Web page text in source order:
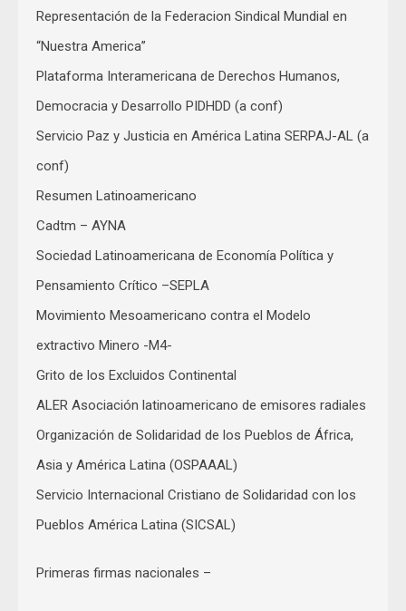
Representación de la Federacion Sindical Mundial en
“Nuestra America”
Plataforma Interamericana de Derechos Humanos,
Democracia y Desarrollo PIDHDD (a conf)
Servicio Paz y Justicia en América Latina SERPAJ-AL (a
conf)
Resumen Latinoamericano
Cadtm – AYNA
Sociedad Latinoamericana de Economía Política y
Pensamiento Crítico –SEPLA
Movimiento Mesoamericano contra el Modelo
extractivo Minero -M4-
Grito de los Excluidos Continental
ALER Asociación latinoamericano de emisores radiales
Organización de Solidaridad de los Pueblos de África,
Asia y América Latina (OSPAAAL)
Servicio Internacional Cristiano de Solidaridad con los
Pueblos América Latina (SICSAL)
Primeras firmas nacionales –